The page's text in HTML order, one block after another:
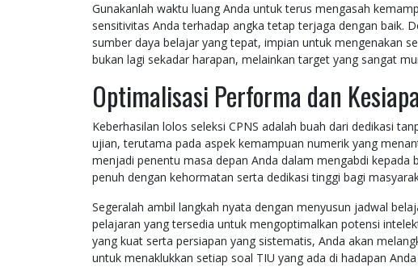
Gunakanlah waktu luang Anda untuk terus mengasah
sensitivitas Anda terhadap angka tetap terjaga dengan baik.
sumber daya belajar yang tepat, impian untuk mengenakan
bukan lagi sekadar harapan, melainkan target yang sangat
Optimalisasi Performa dan
Keberhasilan lolos seleksi CPNS adalah buah dari dedikasi
ujian, terutama pada aspek kemampuan numerik yang
menjadi penentu masa depan Anda dalam mengabdi kepada
penuh dengan kehormatan serta dedikasi tinggi bagi
Segeralah ambil langkah nyata dengan menyusun jadwal
pelajaran yang tersedia untuk mengoptimalkan potensi
yang kuat serta persiapan yang sistematis, Anda akan
untuk menaklukkan setiap soal TIU yang ada di hadapan